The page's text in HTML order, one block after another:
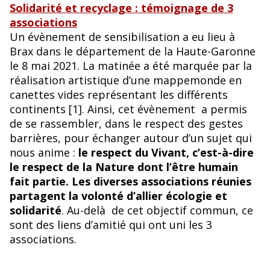
Solidarité et recyclage : témoignage de 3
associations
Un évènement de sensibilisation a eu lieu à
Brax dans le département de la Haute-Garonne
le 8 mai 2021. La matinée a été marquée par la
réalisation artistique d’une mappemonde en
canettes vides représentant les différents
continents [1]. Ainsi, cet évènement a permis
de se rassembler, dans le respect des gestes
barrières, pour échanger autour d’un sujet qui
nous anime : le respect du Vivant, c’est-à-dire
le respect de la Nature dont l’être humain
fait partie. Les diverses associations réunies
partagent la volonté d’allier écologie et
solidarité. Au-delà de cet objectif commun, ce
sont des liens d’amitié qui ont uni les 3
associations.